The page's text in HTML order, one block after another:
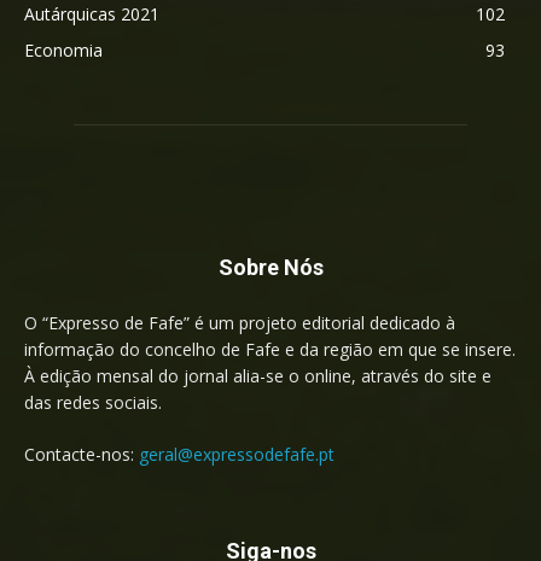
Autárquicas 2021
102
Economia
93
Sobre Nós
O “Expresso de Fafe” é um projeto editorial dedicado à
informação do concelho de Fafe e da região em que se insere.
À edição mensal do jornal alia-se o online, através do site e
das redes sociais.
Contacte-nos: geral@expressodefafe.pt
Siga-nos